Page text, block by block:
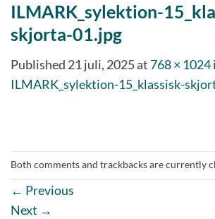
ILMARK_sylektion-
skjorta-01.jpg
Published 21 juli, 2025at 768 × 1024
ILMARK_sylektion-15_klassisk-
Both comments and trackbacks are currently
← Previous
Next →